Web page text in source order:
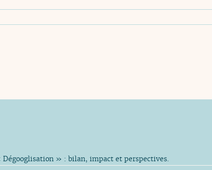
Dégooglisation » : bilan, impact et perspectives.